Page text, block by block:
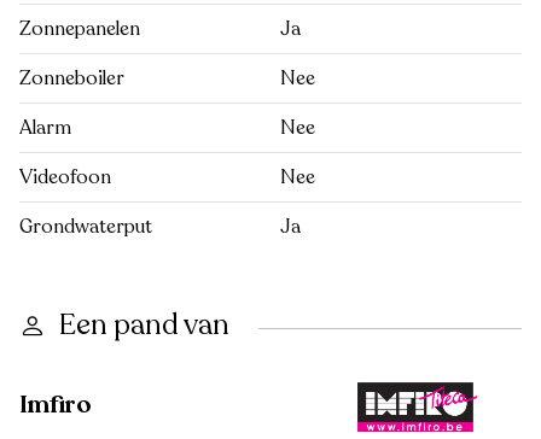
Zonnepanelen
Ja
Zonneboiler
Nee
Alarm
Nee
Videofoon
Nee
Grondwaterput
Ja
Een pand van
Imfiro